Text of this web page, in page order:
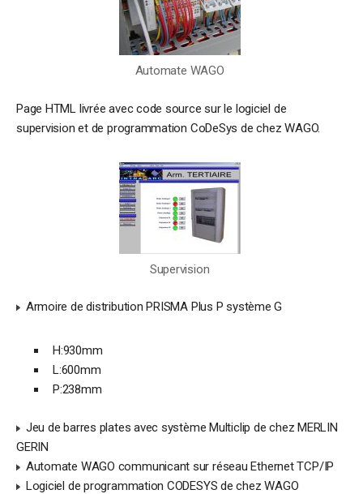
Automate WAGO
Page HTML livrée avec code source sur le logiciel de
supervision et de programmation CoDeSys de chez WAGO.
Supervision
Armoire de distribution PRISMA Plus P système G
H:930mm
L:600mm
P:238mm
Jeu de barres plates avec système Multiclip de chez MERLIN
GERIN
Automate WAGO communicant sur réseau Ethernet TCP/IP
Logiciel de programmation CODESYS de chez WAGO